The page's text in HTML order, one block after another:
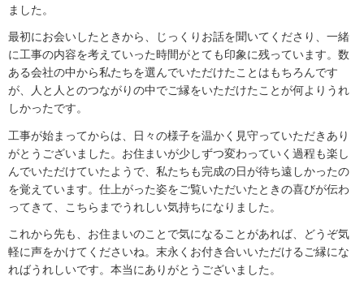
ました。
最初にお会いしたときから、じっくりお話を聞いてくださり、一緒
に工事の内容を考えていった時間がとても印象に残っています。数
ある会社の中から私たちを選んでいただけたことはもちろんです
が、人と人とのつながりの中でご縁をいただけたことが何よりうれ
しかったです。
工事が始まってからは、日々の様子を温かく見守っていただきあり
がとうございました。お住まいが少しずつ変わっていく過程も楽し
んでいただけていたようで、私たちも完成の日が待ち遠しかったの
を覚えています。仕上がった姿をご覧いただいたときの喜びが伝わ
ってきて、こちらまでうれしい気持ちになりました。
これから先も、お住まいのことで気になることがあれば、どうぞ気
軽に声をかけてくださいね。末永くお付き合いいただけるご縁にな
ればうれしいです。本当にありがとうございました。